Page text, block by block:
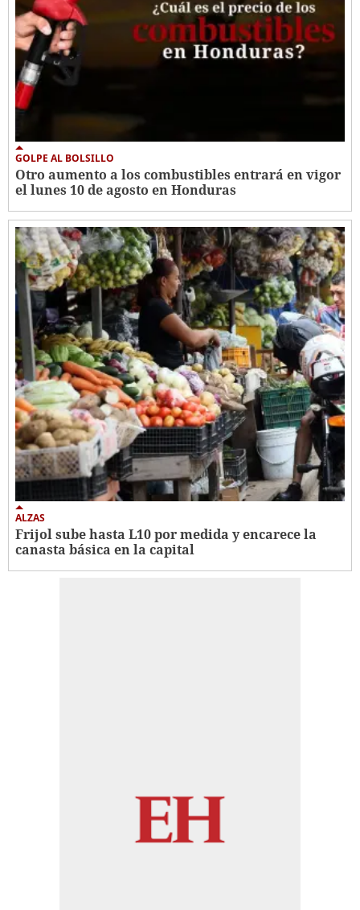
GOLPE AL BOLSILLO
Otro aumento a los combustibles entrará en vigor
el lunes 10 de agosto en Honduras
ALZAS
Frijol sube hasta L10 por medida y encarece la
canasta básica en la capital